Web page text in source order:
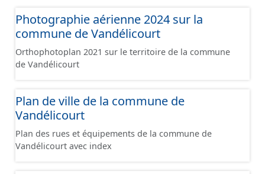
Certaines particularités locales peuvent néanmoins
exister. Une adresse est unique. Dans la mesure du
cadastrale correspondante et devant l’entrée du
bâtiment concerné (quand cette information est
cohérence avec les adresses voisines ou sur le
bâtiment. Certaines positions peuvent être localisées à
la délivrance postale. Malgré l'attention portée à la
création de ces données, une adresse est soumise à
Photographie aérienne 2024 sur la
commune de Vandélicourt
Orthophotoplan 2021 sur le territoire de la commune
de Vandélicourt
Plan de ville de la commune de
Vandélicourt
Plan des rues et équipements de la commune de
Vandélicourt avec index